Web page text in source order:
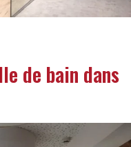
de bain dans